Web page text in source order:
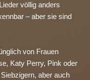
völlig anders
– aber sie sind
von Frauen
Katy Perry, Pink oder
aber auch